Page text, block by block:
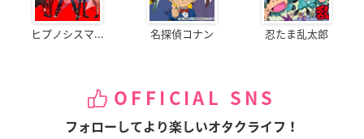
ヒプノシスマ... 名探偵コナン 忍たま乱太郎
OFFICIAL SNS
フォローしてより楽しいオタクライフ！